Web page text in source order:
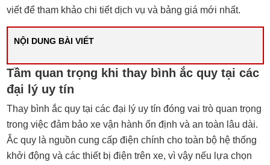
viết để tham khảo chi tiết dịch vụ và bảng giá mới nhất.
NỘI DUNG BÀI VIẾT
Tầm quan trọng khi thay bình ắc quy tại các
đại lý uy tín
Thay bình ắc quy tại các đại lý uy tín đóng vai trò quan trọng
trong việc đảm bảo xe vận hành ổn định và an toàn lâu dài.
Ắc quy là nguồn cung cấp điện chính cho toàn bộ hệ thống
khởi động và các thiết bị điện trên xe, vì vậy nếu lựa chọn